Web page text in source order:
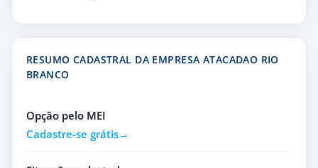
RESUMO CADASTRAL DA EMPRESA ATACADAO RIO
BRANCO
Opção pelo MEI
Cadastre-se grátis